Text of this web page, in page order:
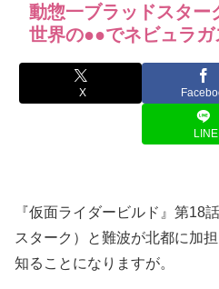
動惣一ブラッドスター
世界の●●でネビュラガ
X
LINE
『仮面ライダービルド』第18
スターク）と難波が北都に加
知ることになりますが。